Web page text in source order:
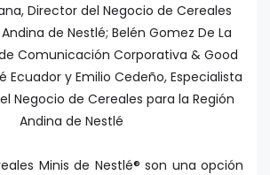
Director del Negocio de Cereales
de Nestlé; Belén Gomez De La
Comunicación Corporativa & Good
Ecuador y Emilio Cedeño, Especialista
Negocio de Cereales para la Región
Andina de Nestlé
Minis de Nestlé® son una opción